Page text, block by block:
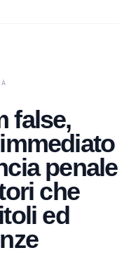
false,
penale
che
ed